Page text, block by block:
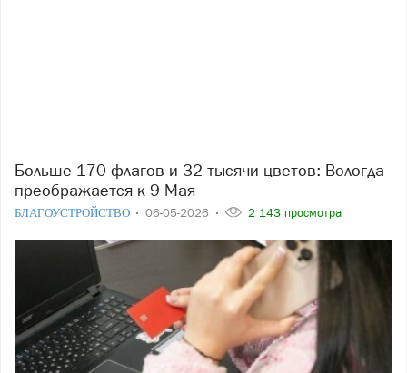
Больше 170 флагов и 32 тысячи цветов: Вологда
преображается к 9 Мая
БЛАГОУСТРОЙСТВО 06-05-2026 2 143 просмотра